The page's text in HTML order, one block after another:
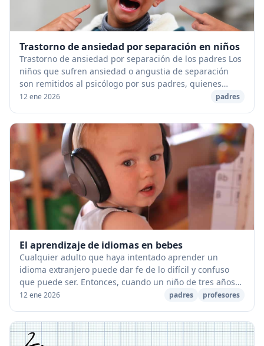
Trastorno de ansiedad por separación en niños
Trastorno de ansiedad por separación de los padres Los
niños que sufren ansiedad o angustia de separación
son remitidos al psicólogo por sus padres, quienes
están preocupados por la resistencia de su ...
12 ene 2026 padres
El aprendizaje de idiomas en bebes
Cualquier adulto que haya intentado aprender un
idioma extranjero puede dar fe de lo difícil y confuso
que puede ser. Entonces, cuando un niño de tres años
que crece en una casa bilingüe inserta palab...
12 ene 2026 padres profesores